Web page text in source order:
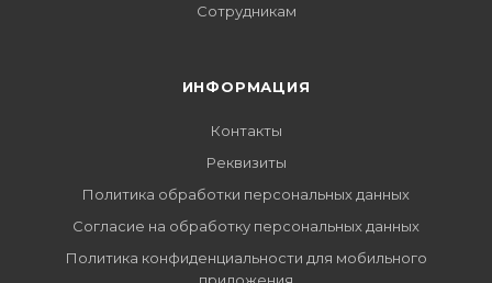
Сотрудникам
ИНФОРМАЦИЯ
Контакты
Реквизиты
Политика обработки персональных данных
Согласие на обработку персональных данных
Политика конфиденциальности для мобильного